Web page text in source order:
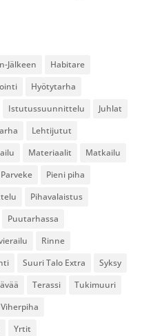
Jälkeen
Habitare
Hyötytarha
Istutussuunnittelu
Juhlat
Lehtijutut
Materiaalit
Matkailu
Parveke
Pieni piha
Pihavalaistus
Puutarhassa
Rinne
Suuri Talo Extra
Syksy
Terassi
Tukimuuri
Viherpiha
Yrtit